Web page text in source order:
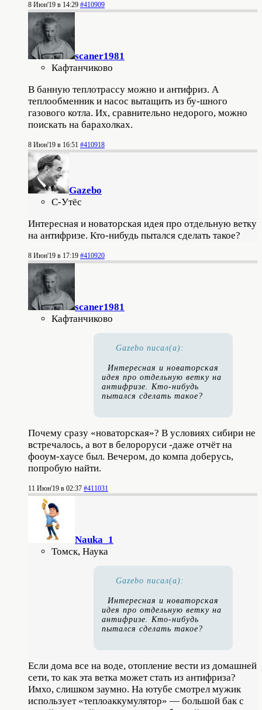
8 Июн'19 в 14:29 #410909
scaner1981
Кафтанчиково
В банную теплотрассу можно и антифриз. А
теплообменник и насос вытащить из бу-шного
газового котла. Их, сравнительно недорого, можно
поискать на барахолках.
8 Июн'19 в 16:51 #410918
Gazebo
С-Утёс
Интересная и новаторская идея про отдельную ветку
на антифризе. Кто-нибудь пытался сделать такое?
8 Июн'19 в 17:19 #410920
scaner1981
Кафтанчиково
Gazebo писал(а):
Интересная и новаторская
идея про отдельную ветку на
антифризе. Кто-нибудь
пытался сделать такое?
Почему сразу «новаторская»? В условиях сибири не
встречалось, а вот в белороруси -даже отчёт на
фооум-хаусе был. Вечером, до компа доберусь,
попробую найти.
11 Июн'19 в 02:37 #411031
Nauka_1
Томск, Наука
Gazebo писал(а):
Интересная и новаторская
идея про отдельную ветку на
антифризе. Кто-нибудь
пытался сделать такое?
Если дома все на воде, отопление вести из домашней
сети, то как эта ветка может стать из антифриза?
Имхо, слишком заумно. На ютубе смотрел мужик
использует «теплоаккумулятор» — большой бак с